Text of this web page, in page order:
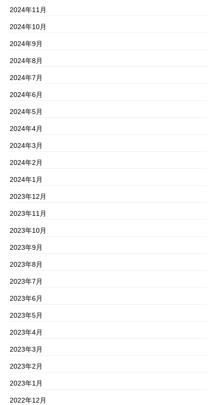
2024年11月
2024年10月
2024年9月
2024年8月
2024年7月
2024年6月
2024年5月
2024年4月
2024年3月
2024年2月
2024年1月
2023年12月
2023年11月
2023年10月
2023年9月
2023年8月
2023年7月
2023年6月
2023年5月
2023年4月
2023年3月
2023年2月
2023年1月
2022年12月